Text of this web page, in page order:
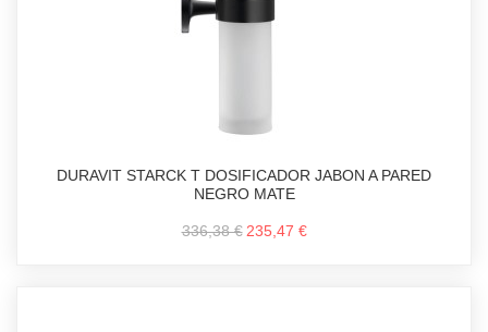
DURAVIT STARCK T DOSIFICADOR JABON A PARED
NEGRO MATE
336,38 € 235,47 €